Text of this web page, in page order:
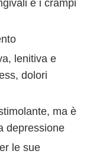
e i crampi
lenitiva e
dolori
ma è
depressione
le sue